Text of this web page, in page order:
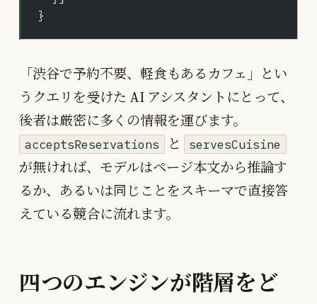
}
「渋谷で予約不要、軽食もあるカフェ」とい
うクエリを受けた AI アシスタントにとって、
後者は厳密に多くの情報を運びます。
acceptsReservations と servesCuisine
が無ければ、モデルはページ本文から推論す
るか、あるいは同じことをスキーマで直接答
えている競合に流れます。
四つのエンジンが階層をど